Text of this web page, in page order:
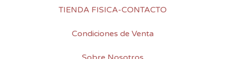
TIENDA FISICA-CONTACTO
Condiciones de Venta